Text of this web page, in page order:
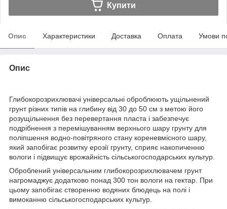
Купити
Опис Характеристики Доставка Оплата Умови
Опис
Глибокорозрихлювачі універсальні оброблюють ущільнений
грунт різних типів на глибину від 30 до 50 см з метою його
розущільнення без перевертання пласта і забезпечує
подрібнення з перемішуванням верхнього шару грунту для
поліпшення водно-повітряного стану кореневмісного шару,
який запобігає розвитку ерозії грунту, сприяє накопиченню
вологи і підвищує врожайність сільськогосподарських культур.
Оброблений універсальним глибокорозрихлювачем грунт
нагромаджує додатково понад 300 тон вологи на гектар. При
цьому запобігає створенню водяних блюдець на полі і
вимоканню сільськогосподарських культур.